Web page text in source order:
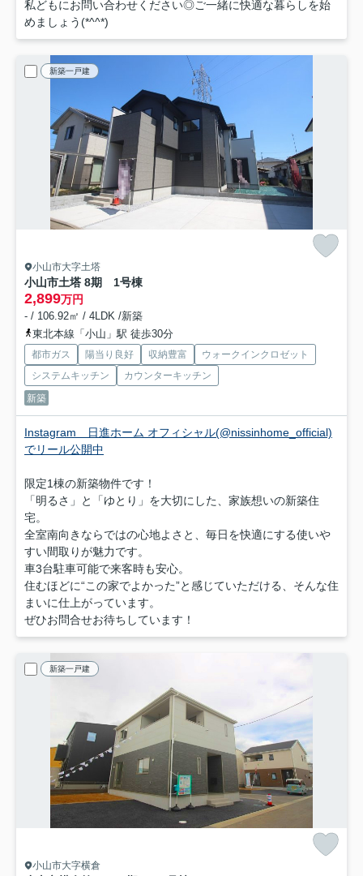
私どもにお問い合わせください◎ご一緒に快適な暮らしを始
めましょう(*^^*)
新築一戸建
小山市大字土塔
小山市土塔 8期 1号棟
2,899万円
- / 106.92㎡ / 4LDK /新築
東北本線「小山」駅 徒歩30分
都市ガス 陽当り良好 収納豊富
ウォークインクロゼット
システムキッチン
カウンターキッチン
新築
Instagram 日進ホーム オフィシャル(@nissinhome_official)
でリール公開中
限定1棟の新築物件です！
「明るさ」と「ゆとり」を大切にした、家族想いの新築住
宅。
全室南向きならではの心地よさと、毎日を快適にする使いや
すい間取りが魅力です。
車3台駐車可能で来客時も安心。
住むほどに“この家でよかった”と感じていただける、そんな住
まいに仕上がっています。
ぜひお問合せお待ちしています！
新築一戸建
小山市大字横倉